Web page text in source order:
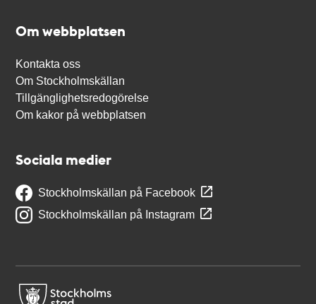
Om webbplatsen
Kontakta oss
Om Stockholmskällan
Tillgänglighetsredogörelse
Om kakor på webbplatsen
Sociala medier
Stockholmskällan på Facebook
Stockholmskällan på Instagram